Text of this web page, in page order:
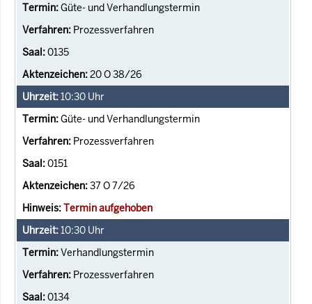
Güte- und Verhandlungstermin
Prozessverfahren
0135
20 O 38/26
10:30 Uhr
Güte- und Verhandlungstermin
Prozessverfahren
0151
37 O 7/26
Termin aufgehoben
10:30 Uhr
Verhandlungstermin
Prozessverfahren
0134